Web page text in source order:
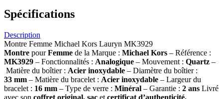
Spécifications
Description
Montre Femme Michael Kors Lauryn MK3929
Montre pourFemme de la Marque : Michael Kors – Référence :
MK3929 – Fonctionnalités : Analogique – Mouvement : Quartz –
Matière du boîtier : Acier inoxydable – Diamètre du boîtier :
33 mm – Matière du bracelet : Acier inoxydable – Largeur du
bracelet : 16 mm – Type de verre : Minéral – Garantie : 2 ans Livré